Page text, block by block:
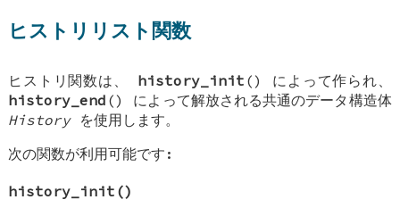
ヒストリリスト関数
ヒストリ関数は、 history_init () によって作られ、
history_end () によって解放される共通のデータ構造体
Historyを使用します。
次の関数が利用可能です:
history_init ()